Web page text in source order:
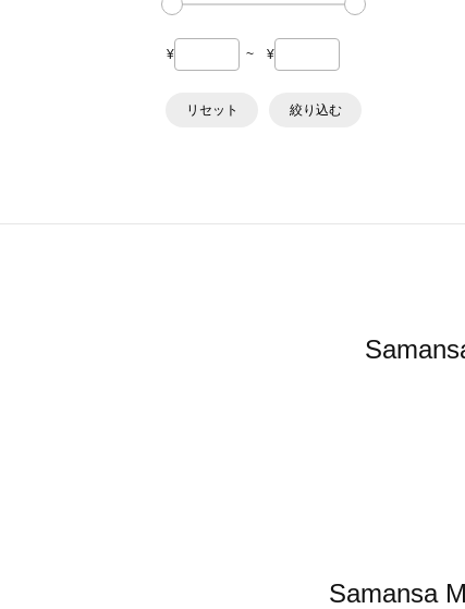
¥ ~ ¥
リセット 絞り込む
Samansa